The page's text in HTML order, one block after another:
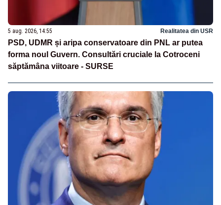
5 aug. 2026, 14:55 Realitatea din USR
PSD, UDMR și aripa conservatoare din PNL ar putea
forma noul Guvern. Consultări cruciale la Cotroceni
săptămâna viitoare - SURSE